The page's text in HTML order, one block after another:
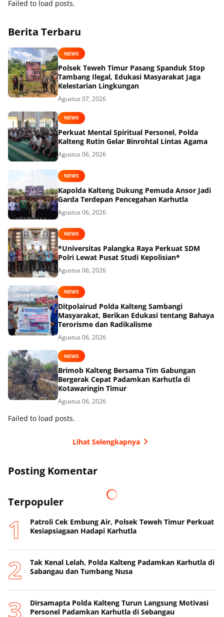
Failed to load posts.
Berita Terbaru
NEWS
Polsek Teweh Timur Pasang Spanduk Stop
Tambang Ilegal, Edukasi Masyarakat Jaga
Kelestarian Lingkungan
Agustus 07, 2026
NEWS
Perkuat Mental Spiritual Personel, Polda
Kalteng Rutin Gelar Binrohtal Lintas Agama
Agustus 06, 2026
NEWS
Kapolda Kalteng Dukung Pemuda Ansor Jadi
Garda Terdepan Pencegahan Karhutla
Agustus 06, 2026
NEWS
*Universitas Palangka Raya Perkuat SDM
Polri Lewat Pusat Studi Kepolisian*
Agustus 06, 2026
NEWS
Ditpolairud Polda Kalteng Sambangi
Masyarakat, Berikan Edukasi tentang Bahaya
Terorisme dan Radikalisme
Agustus 06, 2026
NEWS
Brimob Kalteng Bersama Tim Gabungan
Bergerak Cepat Padamkan Karhutla di
Kotawaringin Timur
Agustus 06, 2026
Failed to load posts.
Lihat Selengkapnya
Posting Komentar
Terpopuler
Patroli Cek Embung Air, Polsek Teweh Timur Perkuat
Kesiapsiagaan Hadapi Karhutla
Tak Kenal Lelah, Polda Kalteng Padamkan Karhutla di
Sabangau dan Tumbang Nusa
Dirsamapta Polda Kalteng Turun Langsung Motivasi
Personel Padamkan Karhutla di Sebangau